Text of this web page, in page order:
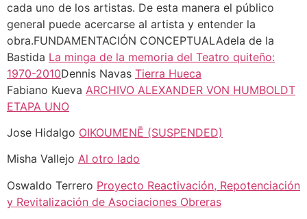
cada uno de los artistas. De esta manera el público
general puede acercarse al artista y entender la
obra.FUNDAMENTACIÓN CONCEPTUALAdela de la
Bastida La minga de la memoria del Teatro quiteño:
1970-2010Dennis Navas Tierra Hueca
Fabiano Kueva ARCHIVO ALEXANDER VON HUMBOLDT
ETAPA UNO
Jose Hidalgo OIKOUMENĒ (SUSPENDED)
Misha Vallejo Al otro lado
Oswaldo Terrero Proyecto Reactivación, Repotenciación
y Revitalización de Asociaciones Obreras